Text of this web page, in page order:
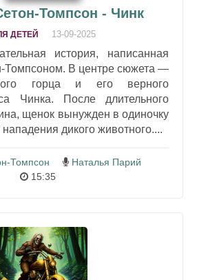
Томпсон - Чинк
ДЕТЕЙ 13-09-2025
история, написанная
Томпсоном. В центре сюжета —
горца и его верного
Чинка. После длительного
щенок вынужден в одиночку
дикого животного....
Томпсон
Наталья Парий
15:35